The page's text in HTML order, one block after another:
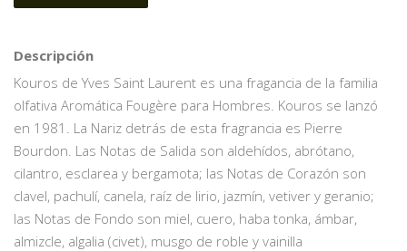
Descripción
Kouros de Yves Saint Laurent es una fragancia de la familia
olfativa Aromática Fougère para Hombres. Kouros se lanzó
en 1981. La Nariz detrás de esta fragrancia es Pierre
Bourdon. Las Notas de Salida son aldehídos, abrótano,
cilantro, esclarea y bergamota; las Notas de Corazón son
clavel, pachulí, canela, raíz de lirio, jazmín, vetiver y geranio;
las Notas de Fondo son miel, cuero, haba tonka, ámbar,
almizcle, algalia (civet), musgo de roble y vainilla